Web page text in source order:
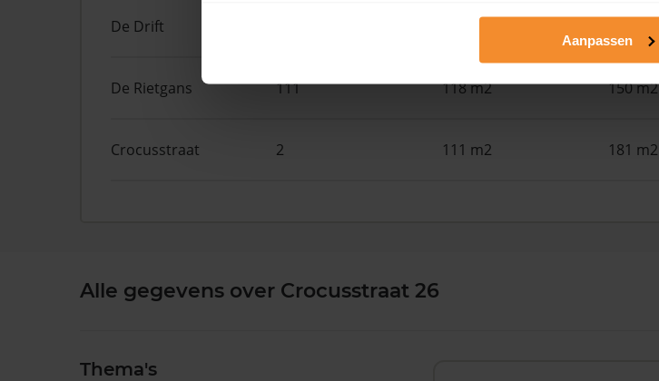
Aanpassen
De Drift
De Rietgans 111 118 m2 150 m2
Crocusstraat 2 111 m2 181 m2
Alle gegevens over Crocusstraat 26
Thema's